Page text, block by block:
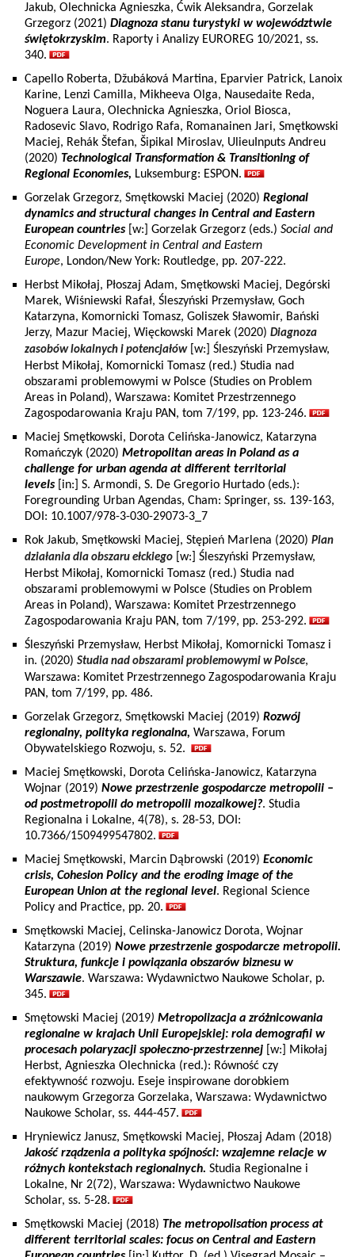
Jakub, Olechnicka Agnieszka, Ćwik Aleksandra, Gorzelak
Grzegorz (2021) Diagnoza stanu turystyki w województwie
świętokrzyskim. Raporty i Analizy EUROREG 10/2021, ss.
340.
Capello Roberta, Džubáková Martina, Eparvier Patrick, Lanoix
Karine, Lenzi Camilla, Mikheeva Olga, Nausedaite Reda,
Noguera Laura, Olechnicka Agnieszka, Oriol Biosca,
Radosevic Slavo, Rodrigo Rafa, Romanainen Jari, Smętkowski
Maciej, Rehák Štefan, Šipikal Miroslav, UlieuInputs Andreu
(2020) Technological Transformation & Transitioning of
Regional Economies, Luksemburg: ESPON.
Gorzelak Grzegorz, Smętkowski Maciej (2020) Regional
dynamics and structural changes in Central and Eastern
European countries [w:] Gorzelak Grzegorz (eds.) Social and
Economic Development in Central and Eastern
Europe, London/New York: Routledge, pp. 207-222.
Herbst Mikołaj, Płoszaj Adam, Smętkowski Maciej, Degórski
Marek, Wiśniewski Rafał, Śleszyński Przemysław, Goch
Katarzyna, Komornicki Tomasz, Goliszek Sławomir, Bański
Jerzy, Mazur Maciej, Więckowski Marek (2020) Diagnoza
zasobów lokalnych i potencjałów[w:] Śleszyński Przemysław,
Herbst Mikołaj, Komornicki Tomasz (red.) Studia nad
obszarami problemowymi w Polsce (Studies on Problem
Areas in Poland), Warszawa: Komitet Przestrzennego
Zagospodarowania Kraju PAN, tom 7/199, pp. 123-246.
Maciej Smętkowski, Dorota Celińska-Janowicz, Katarzyna
Romańczyk (2020) Metropolitan areas in Poland as a
challenge for urban agenda at different territorial
levels[in:] S. Armondi, S. De Gregorio Hurtado (eds.):
Foregrounding Urban Agendas, Cham: Springer, ss. 139-163,
DOI: 10.1007/978-3-030-29073-3_7
Rok Jakub, Smętkowski Maciej, Stępień Marlena (2020) Plan
działania dla obszaru ełckiego [w:] Śleszyński Przemysław,
Herbst Mikołaj, Komornicki Tomasz (red.) Studia nad
obszarami problemowymi w Polsce (Studies on Problem
Areas in Poland), Warszawa: Komitet Przestrzennego
Zagospodarowania Kraju PAN, tom 7/199, pp. 253-292.
Śleszyński Przemysław, Herbst Mikołaj, Komornicki Tomasz i
in. (2020) Studia nad obszarami problemowymi w Polsce,
Warszawa: Komitet Przestrzennego Zagospodarowania Kraju
PAN, tom 7/199, pp. 486.
Gorzelak Grzegorz, Smętkowski Maciej (2019) Rozwój
regionalny, polityka regionalna, Warszawa, Forum
Obywatelskiego Rozwoju, s. 52.
Maciej Smętkowski, Dorota Celińska-Janowicz, Katarzyna
Wojnar (2019) Nowe przestrzenie gospodarcze metropolii –
od postmetropolii do metropolii mozaikowej?. Studia
Regionalna i Lokalne, 4(78), s. 28-53, DOI:
10.7366/1509499547802.
Maciej Smętkowski, Marcin Dąbrowski (2019) Economic
crisis, Cohesion Policy and the eroding image of the
European Union at the regional level. Regional Science
Policy and Practice, pp. 20.
Smętkowski Maciej, Celinska-Janowicz Dorota, Wojnar
Katarzyna (2019) Nowe przestrzenie gospodarcze metropolii.
Struktura, funkcje i powiązania obszarów biznesu w
Warszawie. Warszawa: Wydawnictwo Naukowe Scholar, p.
345.
Smętowski Maciej (2019) Metropolizacja a zróżnicowania
regionalne w krajach Unii Europejskiej: rola demografii w
procesach polaryzacji społeczno-przestrzennej [w:] Mikołaj
Herbst, Agnieszka Olechnicka (red.): Równość czy
efektywność rozwoju. Eseje inspirowane dorobkiem
naukowym Grzegorza Gorzelaka, Warszawa: Wydawnictwo
Naukowe Scholar, ss. 444-457.
Hryniewicz Janusz, Smętkowski Maciej, Płoszaj Adam (2018)
Jakość rządzenia a polityka spójności: wzajemne relacje w
różnych kontekstach regionalnych. Studia Regionalne i
Lokalne, Nr 2(72), Warszawa: Wydawnictwo Naukowe
Scholar, ss. 5-28.
Smętkowski Maciej (2018) The metropolisation process at
different territorial scales: focus on Central and Eastern